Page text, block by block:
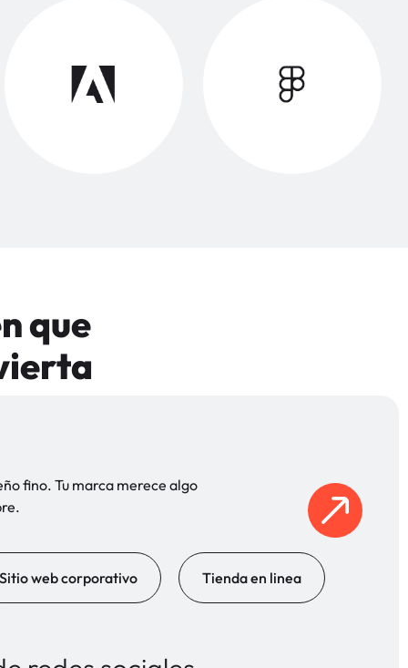
que
fino. Tu marca merece algo
Sitio web corporativo Tienda en linea